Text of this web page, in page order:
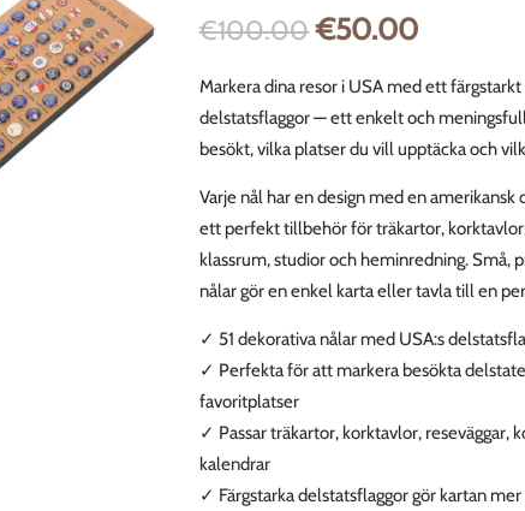
att förstora
€100.00 €50.00
Markera dina resor i USA med ett
delstatsflaggor — ett enkelt och
besökt, vilka platser du vill upptäcka och
Varje nål har en design med en
ett perfekt tillbehör för träkartor,
klassrum, studior och heminredning. Små,
nålar gör en enkel karta eller tavla till en
✓ 51 dekorativa nålar med USA:s
✓ Perfekta för att markera besökta
favoritplatser
✓ Passar träkartor, korktavlor, reseväggar,
kalendrar
✓ Färgstarka delstatsflaggor gör kartan